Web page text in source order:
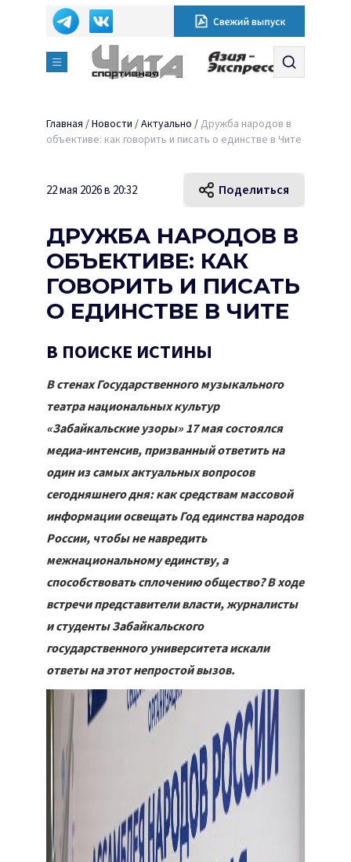
Главная /Новости /Актуально / Дружба народов в
объективе: как говорить и писать о единстве в Чите
22 мая 2026 в 20:32 Поделиться
ДРУЖБА НАРОДОВ В
ОБЪЕКТИВЕ: КАК
ГОВОРИТЬ И ПИСАТЬ
О ЕДИНСТВЕ В ЧИТЕ
В ПОИСКЕ ИСТИНЫ
В стенах Государственного музыкального
театра национальных культур
«Забайкальские узоры» 17 мая состоялся
медиа-интенсив, призванный ответить на
один из самых актуальных вопросов
сегодняшнего дня: как средствам массовой
информации освещать Год единства народов
России, чтобы не навредить
межнациональному единству, а
способствовать сплочению общество? В ходе
встречи представители власти, журналисты
и студенты Забайкальского
государственного университета искали
ответы на этот непростой вызов.